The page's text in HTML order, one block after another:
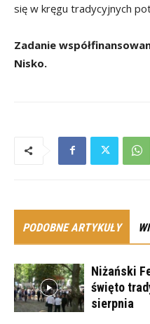
się w kręgu tradycyjnych
Zadanie
Nisko.
PODOBNE ARTYKUŁY
Niżański
święto
sierpnia